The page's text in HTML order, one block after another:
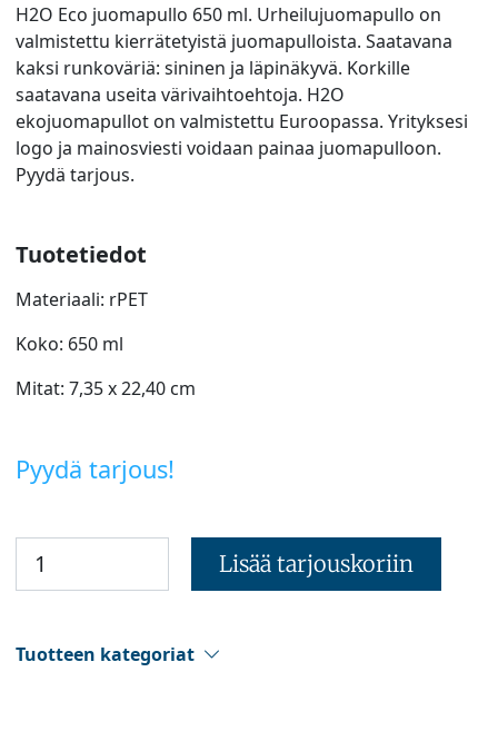
H2O Eco juomapullo 650 ml. Urheilujuomapullo on
valmistettu kierrätetyistä juomapulloista. Saatavana
kaksi runkoväriä: sininen ja läpinäkyvä. Korkille
saatavana useita värivaihtoehtoja. H2O
ekojuomapullot on valmistettu Euroopassa. Yrityksesi
logo ja mainosviesti voidaan painaa juomapulloon.
Pyydä tarjous.
Tuotetiedot
Materiaali: rPET
Koko: 650 ml
Mitat: 7,35 x 22,40 cm
Pyydä tarjous!
Lisää tarjouskoriin
Tuotteen kategoriat